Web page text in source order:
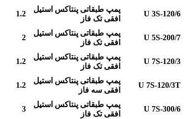
U 3S-120/6
پمپ طبقاتی پنتاکس استیل
افقی تک فاز
1.2
U 5S-200/7
پمپ طبقاتی پنتاکس استیل
افقی تک فاز
2
U 7S-120/3
پمپ طبقاتی پنتاکس استیل
افقی تک فاز
1.2
U 7S-120/3T
پمپ طبقاتی پنتاکس استیل
افقی سه فاز
1.2
U 7S-300/6
پمپ طبقاتی پنتاکس استیل
افقی تک فاز
3